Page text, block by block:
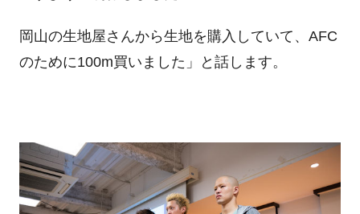
岡山の生地屋さんから生地を購入していて、AFC
のために100m買いました」と話します。